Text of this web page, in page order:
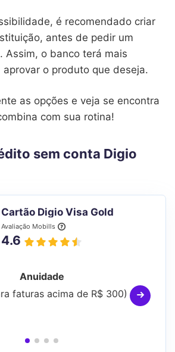
é recomendado criar
antes de pedir um
Assim, o banco terá mais
aprovar o produto que deseja.
as opções e veja se encontra
com sua rotina!
sem conta Digio
Cartão Digio Visa Gold
Avaliação Mobills
4.6
Anuidade
faturas acima de R$ 300)